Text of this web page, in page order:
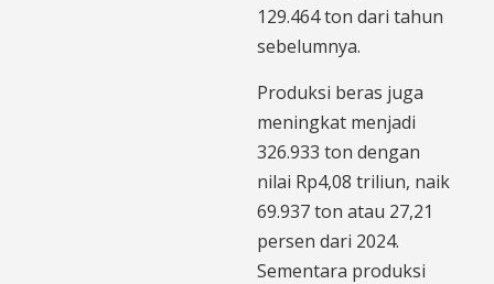
129.464 ton dari tahun
sebelumnya.
Produksi beras juga
meningkat menjadi
326.933 ton dengan
nilai Rp4,08 triliun, naik
69.937 ton atau 27,21
persen dari 2024.
Sementara produksi